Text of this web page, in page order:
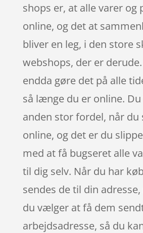
shops er, at alle varer og
online, og det at
bliver en leg, i den store
webshops, der er
endda gøre det på alle
så længe du er online.
anden stor fordel, når du
online, og det er du
med at få bugseret alle
til dig selv. Når du har
sendes de til din
du vælger at få dem
arbejdsadresse, så du